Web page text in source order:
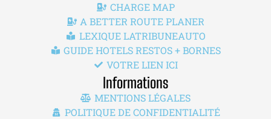
CHARGE MAP
A BETTER ROUTE PLANER
LEXIQUE LATRIBUNEAUTO
GUIDE HOTELS RESTOS + BORNES
VOTRE LIEN ICI
Informations
MENTIONS LÉGALES
POLITIQUE DE CONFIDENTIALITÉ